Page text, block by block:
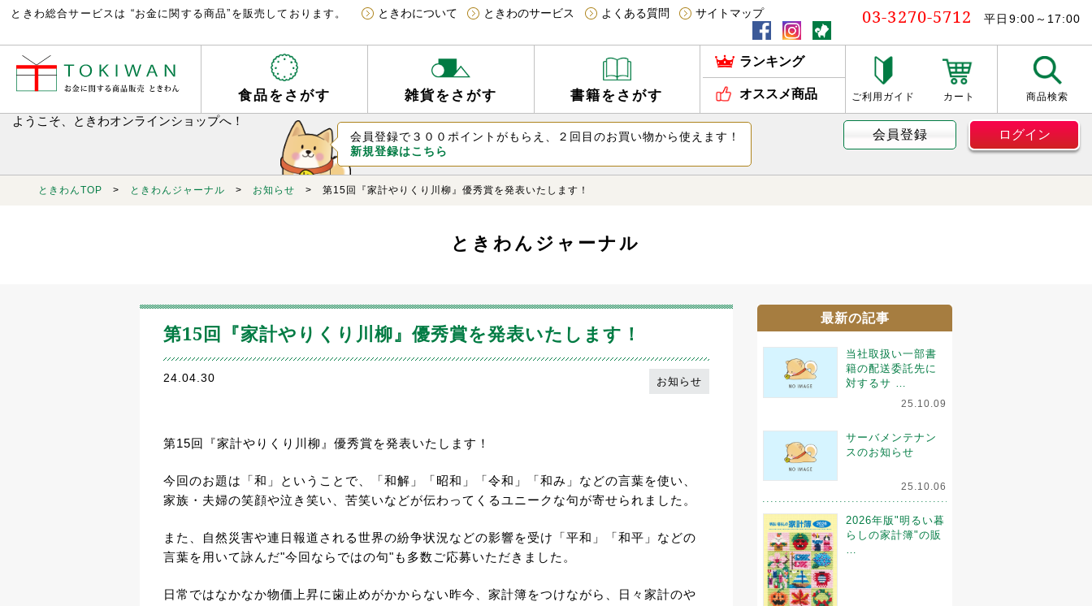
ときわ総合サービスは “お金に関する商品”を販売しております。 ときわについて ときわのサービス よくある質問 サイトマップ 03-3270-5712 平日9:00～17:00
食品をさがす 雑貨をさがす 書籍をさがす
ランキング
オススメ商品 ご利用ガイド カート 商品検索
ようこそ、ときわオンラインショップへ！
会員登録で３００ポイントがもらえ、２回目のお買い物から使えます！
新規登録はこちら
会員登録 ログイン
ときわんTOP > ときわんジャーナル > お知らせ > 第15回『家計やりくり川柳』優秀賞を発表いたします！
ときわんジャーナル
第15回『家計やりくり川柳』優秀賞を発表いたします！
24.04.30 お知らせ
第15回『家計やりくり川柳』優秀賞を発表いたします！
今回のお題は「和」ということで、「和解」「昭和」「令和」「和み」などの言葉を使い、
家族・夫婦の笑顔や泣き笑い、苦笑いなどが伝わってくるユニークな句が寄せられました。
また、自然災害や連日報道される世界の紛争状況などの影響を受け「平和」「和平」などの
言葉を用いて詠んだ"今回ならではの句"も多数ご応募いただきました。
日常ではなかなか物価上昇に歯止めがかからない昨今、家計簿をつけながら、日々家計のや
最新の記事
当社取扱い一部書
籍の配送委託先に
対するサ …
25.10.09
サーバメンテナン
スのお知らせ
25.10.06
2026年版"明るい暮
らしの家計簿"の販